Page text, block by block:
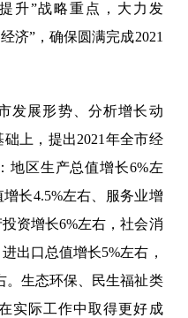
升”战略重点，大力发
济”，确保圆满完成2021
发展形势、分析增长动
上，提出2021年全市经
地区生产总值增长6%左
长4.5%左右、服务业增
资增长6%左右，社会消
出口总值增长5%左右，
。生态环保、民生福祉类
实际工作中取得更好成